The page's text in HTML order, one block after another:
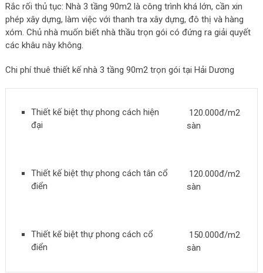
Rắc rối thủ tục: Nhà 3 tầng 90m2 là công trình khá lớn, cần xin
phép xây dựng, làm việc với thanh tra xây dựng, đô thị và hàng
xóm. Chủ nhà muốn biết nhà thầu trọn gói có đứng ra giải quyết
các khâu này không.
Chi phí thuê thiết kế nhà 3 tầng 90m2 trọn gói tại Hải Dương
Thiết kế biệt thự phong cách hiện
đại
120.000đ/m2
sàn
Thiết kế biệt thự phong cách tân cổ
điển
120.000đ/m2
sàn
Thiết kế biệt thự phong cách cổ
điển
150.000đ/m2
sàn